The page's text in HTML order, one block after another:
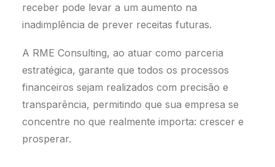
receber pode levar a um aumento na
inadimplência de prever receitas futuras.
A RME Consulting, ao atuar como parceria
estratégica, garante que todos os processos
financeiros sejam realizados com precisão e
transparência, permitindo que sua empresa se
concentre no que realmente importa: crescer e
prosperar.